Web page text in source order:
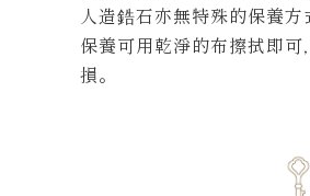
人造鋯石亦無特殊的保養
保養可用乾淨的布擦拭即
損。